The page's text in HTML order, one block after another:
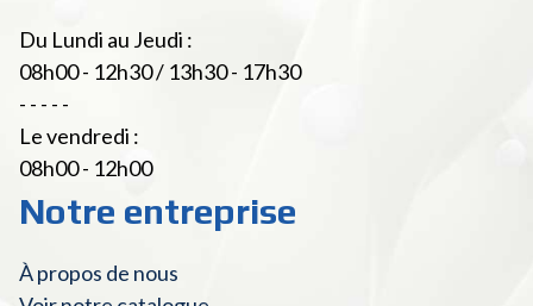
Du Lundi au Jeudi :
08h00 - 12h30 / 13h30 - 17h30
- - - - -
Le vendredi :
08h00 - 12h00
Notre entreprise
À propos de nous